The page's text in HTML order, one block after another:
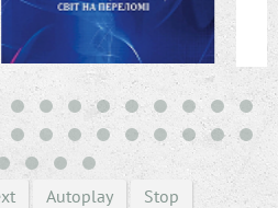
Autoplay Stop